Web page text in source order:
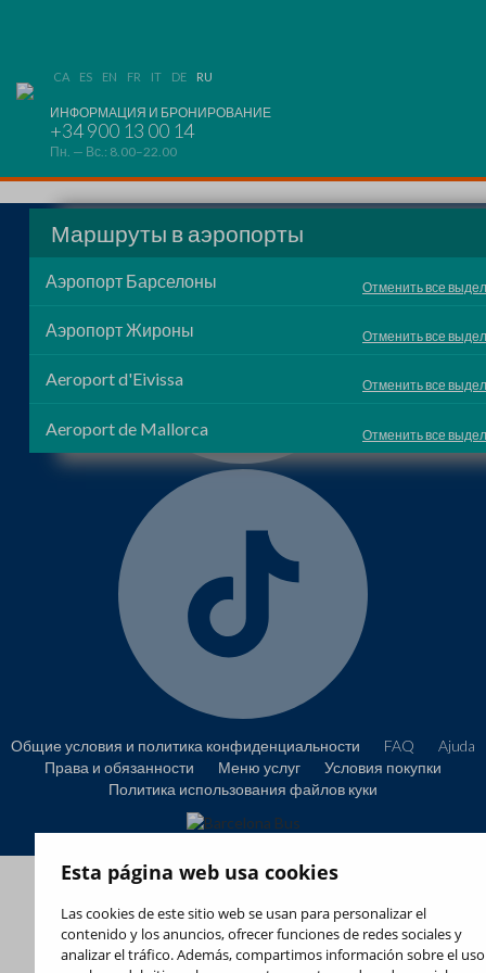
Esta página web usa cookies
Las cookies de este sitio web se usan para personalizar el
contenido y los anuncios, ofrecer funciones de redes sociales y
analizar el tráfico. Además, compartimos información sobre el uso
CA ES EN FR IT DE RU
ИНФОРМАЦИЯ И БРОНИРОВАНИЕ
+34 900 13 00 14
Пн. — Вс.: 8.00–22.00
Маршруты в аэропорты
Аэропорт Барселоны Отменить все
Аэропорт Жироны Отменить все
Aeroport d'Eivissa Отменить все
Aeroport de Mallorca Отменить все
Общие условия и политика конфиденциальности FAQ
Ajuda
Права и обязанности
Меню услуг
Условия покупки
Политика использования файлов куки